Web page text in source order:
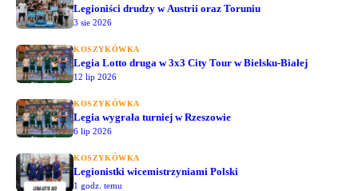
Legioniści drudzy w Austrii oraz Toruniu
3 sie 2026
KOSZYKÓWKA
Legia Lotto druga w 3x3 City Tour w Bielsku-Białej
12 lip 2026
KOSZYKÓWKA
Legia wygrała turniej w Rzeszowie
6 lip 2026
KOSZYKÓWKA
Legionistki wicemistrzyniami Polski
1 godz. temu